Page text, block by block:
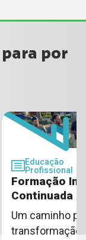
por
Educação
Profissional
Formação
Continuada
Um caminho
transformação